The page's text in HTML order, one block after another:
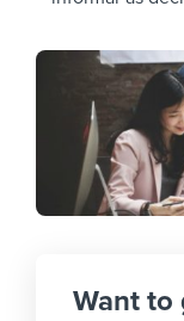
Want to